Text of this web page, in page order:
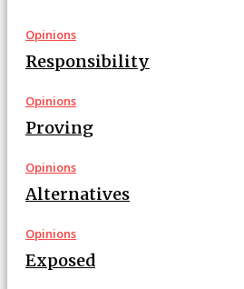
Opinions
Responsibility
Opinions
Proving
Opinions
Alternatives
Opinions
Exposed